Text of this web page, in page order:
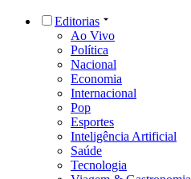
Editorias
Ao Vivo
Política
Nacional
Economia
Internacional
Pop
Esportes
Inteligência Artificial
Saúde
Tecnologia